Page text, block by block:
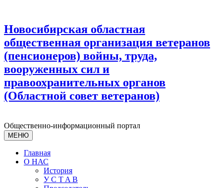
Новосибирская областная
общественная организация ветеранов
(пенсионеров) войны, труда,
вооруженных сил и
правоохранительных органов
(Областной совет ветеранов)
Общественно-информационный портал
МЕНЮ
Главная
О НАС
История
У С T A B